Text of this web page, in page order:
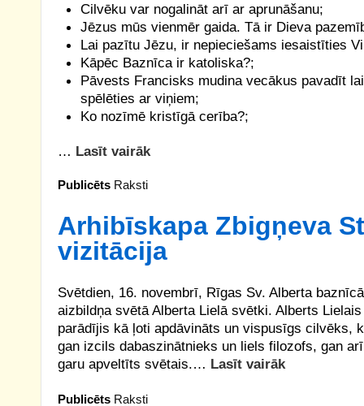
Cilvēku var nogalināt arī ar aprunāšanu;
Jēzus mūs vienmēr gaida. Tā ir Dieva
Lai pazītu Jēzu, ir nepieciešams iesaistīties
Kāpēc Baznīca ir katoliska?;
Pāvests Francisks mudina vecākus pavadīt
spēlēties ar viņiem;
Ko nozīmē kristīgā cerība?;
… Lasīt vairāk
Publicēts Raksti
Arhibīskapa Zbigņeva
vizitācija
Svētdien, 16. novembrī, Rīgas Sv. Alberta
aizbildņa svētā Alberta Lielā svētki. Alberts
parādījis kā ļoti apdāvināts un vispusīgs cilvēks,
gan izcils dabaszinātnieks un liels filozofs, gan
garu apveltīts svētais.… Lasīt vairāk
Publicēts Raksti